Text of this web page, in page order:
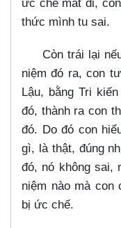
ức chế mất đi,
thức mình tu sai.
Còn trái lại
niệm đó ra, con
Lậu, bằng Tri
đó, thành ra con
đó. Do đó con
gì, là thật, đúng
đó, nó không sai,
niệm nào mà con
bị ức chế.